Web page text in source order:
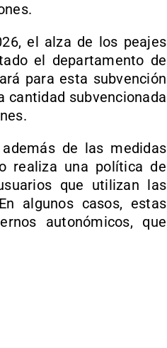
el alza de los peajes
el departamento de
para esta subvención
cantidad subvencionada
de las medidas
realiza una política de
que utilizan las
algunos casos, estas
autonómicos, que